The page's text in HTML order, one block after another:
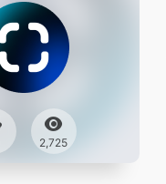
2,725